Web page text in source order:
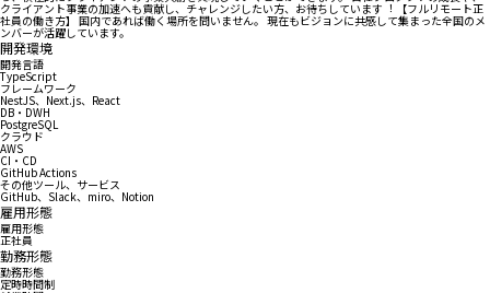
クライアント事業の加速へも貢献し、チャレンジしたい⽅、お待ちしています︕ 【フルリモート正
社員の働き⽅】 国内であれば働く場所を問いません。 現在もビジョンに共感して集まった全国のメ
ンバーが活躍しています。
開発環境
開発言語
TypeScript
フレームワーク
NestJS、Next.js、React
DB・DWH
PostgreSQL
クラウド
AWS
CI・CD
GitHub Actions
その他ツール、サービス
GitHub、Slack、miro、Notion
雇用形態
雇用形態
正社員
勤務形態
勤務形態
定時時間制